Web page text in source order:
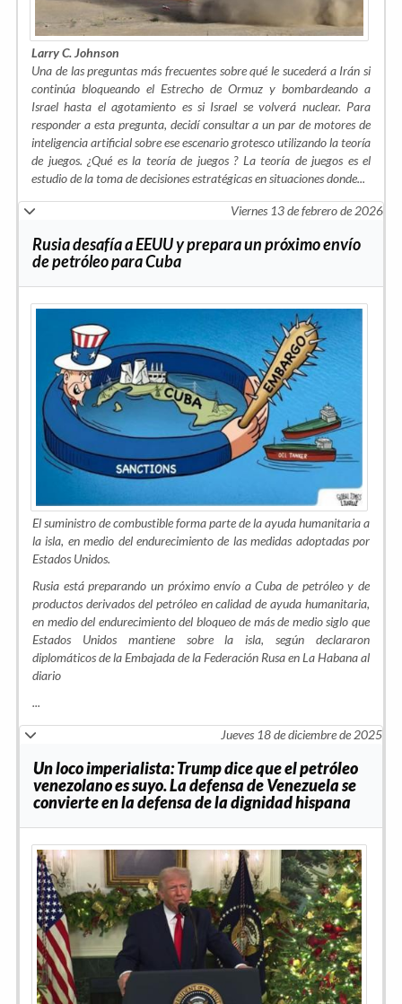
Larry C. Johnson
Una de las preguntas más frecuentes sobre qué le sucederá a Irán si
continúa bloqueando el Estrecho de Ormuz y bombardeando a
Israel hasta el agotamiento es si Israel se volverá nuclear. Para
responder a esta pregunta, decidí consultar a un par de motores de
inteligencia artificial sobre ese escenario grotesco utilizando la teoría
de juegos. ¿Qué es la teoría de juegos? La teoría de juegos es el
estudio de la toma de decisiones estratégicas en situaciones donde...
Viernes 13 de febrero de 2026
Rusia desafía a EEUU y prepara un próximo envío
de petróleo para Cuba
El suministro de combustible forma parte de la ayuda humanitaria a
la isla, en medio del endurecimiento de las medidas adoptadas por
Estados Unidos.
Rusia está preparando un próximo envío a Cuba de petróleo y de
productos derivados del petróleo en calidad de ayuda humanitaria,
en medio del endurecimiento del bloqueo de más de medio siglo que
Estados Unidos mantiene sobre la isla, según declararon
diplomáticos de la Embajada de la Federación Rusa en La Habana al
diario
...
Jueves 18 de diciembre de 2025
Un loco imperialista: Trump dice que el petróleo
venezolano es suyo. La defensa de Venezuela se
convierte en la defensa de la dignidad hispana